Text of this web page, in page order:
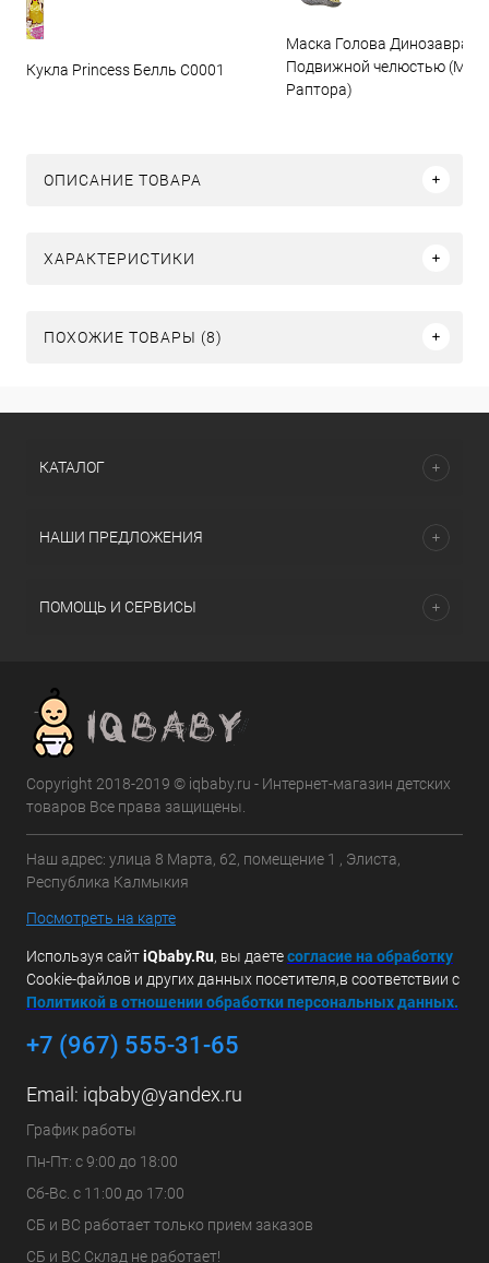
Кукла Princess Белль C0001
Маска Голова Динозавра с
Подвижной челюстью
Раптора)
ОПИСАНИЕ ТОВАРА
ХАРАКТЕРИСТИКИ
ПОХОЖИЕ ТОВАРЫ (8)
КАТАЛОГ
НАШИ ПРЕДЛОЖЕНИЯ
ПОМОЩЬ И СЕРВИСЫ
Copyright 2018-2019 © iqbaby.ru - Интернет-магазин детских
товаров Все права защищены.
Наш адрес: улица 8 Марта, 62, помещение 1 , Элиста,
Республика Калмыкия
Посмотреть на карте
Используя сайтiQbaby.Ru, вы даетесогласие на обработку
Cookie-файлов и других данных посетителя,в соответствии с
Политикой в отношении обработки персональных данных.
+7 (967) 555-31-65
Email: iqbaby@yandex.ru
График работы
Пн-Пт: с 9:00 до 18:00
Сб-Вс. с 11:00 до 17:00
СБ и ВС работает только прием заказов
СБ и ВС Склад не работает!